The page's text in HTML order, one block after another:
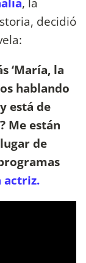
decidió
‘María, la
hablando
está de
Me están
de
actriz.